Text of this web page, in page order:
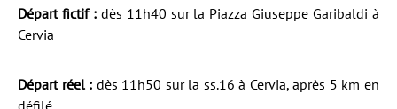
Départ fictif : dès 11h40 sur la Piazza Giuseppe Garibaldi à
Cervia
Départ réel : dès 11h50 sur la ss.16 à Cervia, après 5 km en
défilé